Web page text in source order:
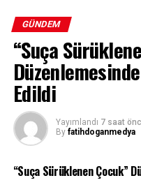
GÜNDEM
“Suça
Edildi
Yayımlandı 7 saat
By fatihdoganmedya
“Suça Sürüklenen Çocuk”